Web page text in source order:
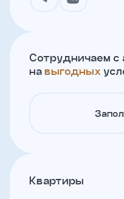
Сотрудничаем с
на выгодных
Квартиры